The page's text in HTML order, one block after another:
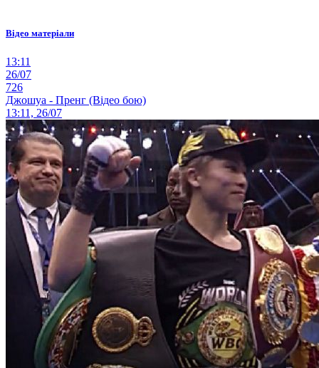
Відео матеріали
13:11
26/07
726
Джошуа - Пренг (Відео бою)
13:11, 26/07